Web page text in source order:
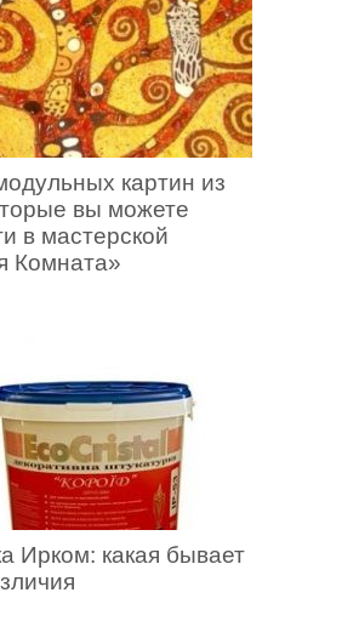
картин из
вы можете
в мастерской
Комната»
Ирком: какая бывает